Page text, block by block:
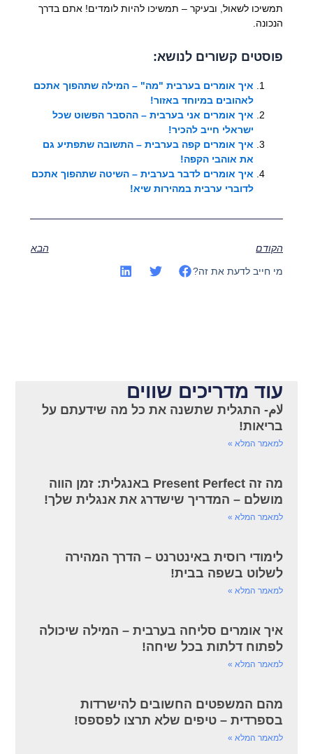
תמשיכו לשאול, ובעיקר – תמשיכו להיות לומדים! אתם בדרך
הנכונה.
פוסטים קשורים לנושא:
איך אומרים בערבית "מה" – המילה שתהפוך אתכם
לאהובים במיוחד באזור!
איך אומרים אני בערבית – ההסבר הפשוט שכל
ישראלי חייב להכיר!
איך אומרים קפה בערבית – התשובה שתפתיע גם
את אוהבי הקפה!
איך אומרים לדבר בערבית – השיטה שתהפוך אתכם
לדוברי ערבית במהירות שיא!
הקודם הבא
מי חייב לדעת את זה?
עוד מדריכים שווים
لام- התגלית שתשנה את כל מה שידעתם על
בריאות!
למאמר המלא »
מה זה Present Perfect באנגלית: זמן הווה
מושלם – המדריך שישדרג את אנגלית שלך!
למאמר המלא »
לימודי רוסית באינטרנט – הדרך המהירה
לשלוט בשפה בבית!
למאמר המלא »
איך אומרים סליחה בערבית – המילה שיכולה
לפתוח דלתות בכל שיחה!
למאמר המלא »
מהם המשפטים החשובים להישרדות
בספרדית – טיפים שלא תרצו לפספס!
למאמר המלא »